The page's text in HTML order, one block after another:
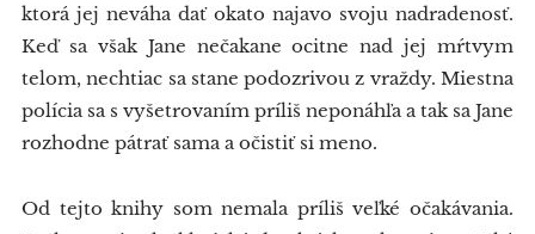
ktorá jej neváha dať okato najavo svoju nadradenosť.
Keď sa však Jane nečakane ocitne nad jej mŕtvym
telom, nechtiac sa stane podozrivou z vraždy. Miestna
polícia sa s vyšetrovaním príliš neponáhľa a tak sa Jane
rozhodne pátrať sama a očistiť si meno.
Od tejto knihy som nemala príliš veľké očakávania.